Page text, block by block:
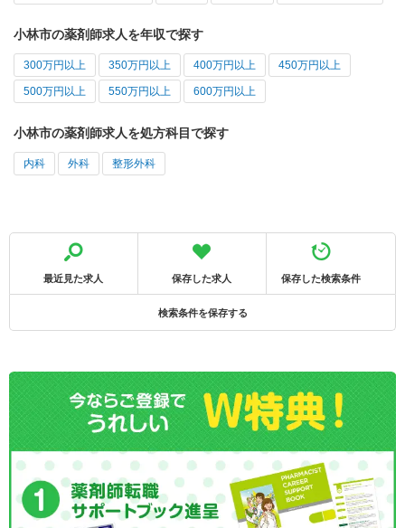
小林市の薬剤師求人を年収で探す
300万円以上 350万円以上 400万円以上 450万円以上
500万円以上 550万円以上 600万円以上
小林市の薬剤師求人を処方科目で探す
内科 外科 整形外科
最近見た求人 保存した求人 保存した検索条件
検索条件を保存する